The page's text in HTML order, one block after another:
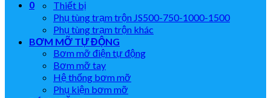
0
Thiết bị
Phụ tùng trạm trộn JS500-750-1000-1500
Phụ tùng trạm trộn khác
BƠM MỠ TỰ ĐỘNG
Bơm mỡ điện tự động
Bơm mỡ tay
Hệ thống bơm mỡ
Phụ kiện bơm mỡ